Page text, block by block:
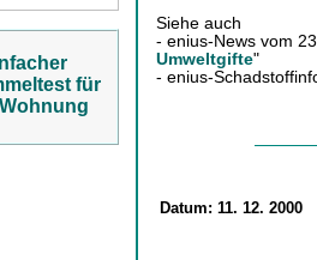
für
Wohnung
Siehe auch
- enius-News vom
Umweltgifte"
- enius-
Datum: 11. 12. 2000